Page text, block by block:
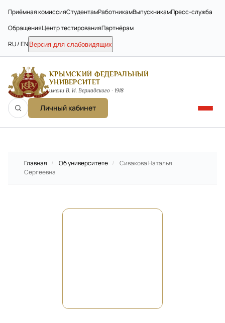
Приёмная комиссияСтудентамРаботникамВыпускникамПресс-служба
ОбращенияЦентр тестированияПартнёрам
RU / EN Версия для слабовидящих
КРЫМСКИЙ ФЕДЕРАЛЬНЫЙ
УНИВЕРСИТЕТ
имени В. И. Вернадского · 1918
Личный кабинет
Главная / Об университете /
Сивакова Наталья
Сергеевна